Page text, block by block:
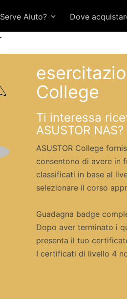
Serve Aiuto? Dove
College
Ti interessa
ASUSTOR NAS?
ASUSTOR College
consentono di avere in
classificati in base al
selezionare il corso
Guadagna badge
Dopo aver terminato i
presenta il tuo
I certificati di livello 4